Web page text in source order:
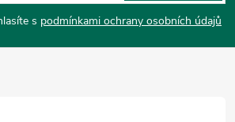
s podmínkami ochrany osobních údajů